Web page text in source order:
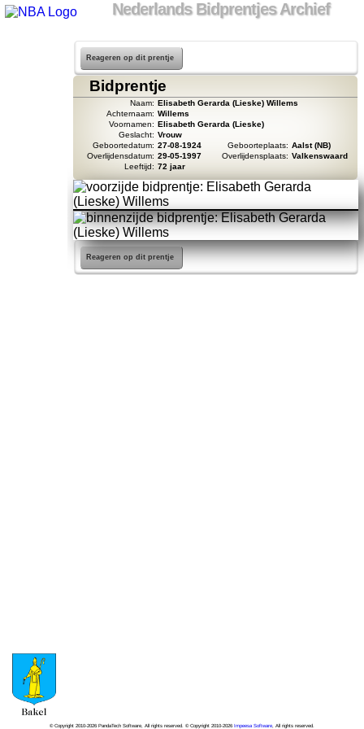
Nederlands Bidprentjes Archief
Reageren op dit prentje
Bidprentje
Naam: Elisabeth Gerarda (Lieske) Willems
Achternaam: Willems
Voornamen: Elisabeth Gerarda (Lieske)
Geslacht: Vrouw
Geboortedatum: 27-08-1924 Geboorteplaats: Aalst (NB)
Overlijdensdatum: 29-05-1997 Overlijdensplaats: Valkenswaard
Leeftijd: 72 jaar
Reageren op dit prentje
© Copyright 2010-2026 PandaTech Software, All rights reserved. © Copyright 2010-2026 Impeesa Software, All rights reserved.